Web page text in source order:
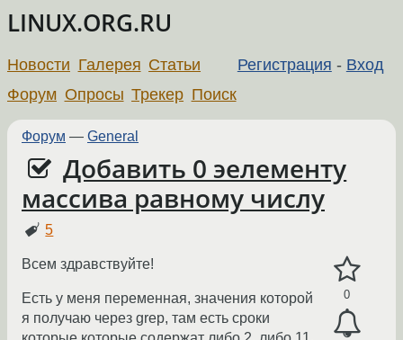
LINUX.ORG.RU
Регистрация - Вход
Новости Галерея Статьи
Форум Опросы Трекер Поиск
Форум — General
Добавить 0 эелементу
массива равному числу
5
0
Всем здравствуйте!
Есть у меня переменная, значения которой
я получаю через grep, там есть сроки